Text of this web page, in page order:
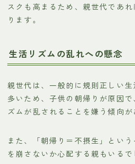
スクも高まるため、親世代であ
ります。
生活リズムの乱れへの懸念
親世代は、一般的に規則正しい
多いため、子供の朝帰りが原因で
ズムが乱されることを嫌う傾向が
また、「朝帰り＝不摂生」とい
を崩さないか心配する親もいるで